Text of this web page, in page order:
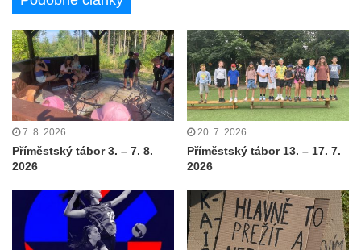
7. 8. 2026
Příměstský tábor 3. – 7. 8.
2026
20. 7. 2026
Příměstský tábor 13. – 17. 7.
2026